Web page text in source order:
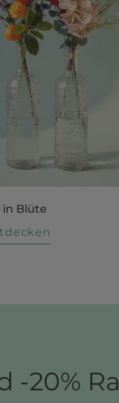
in Blüte
-20%